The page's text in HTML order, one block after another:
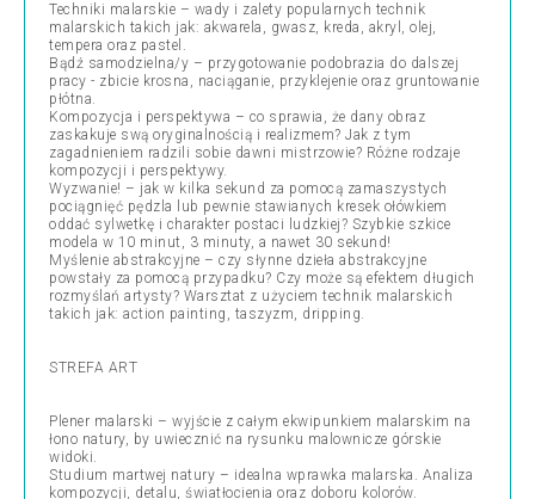
Techniki malarskie – wady i zalety popularnych technik
malarskich takich jak: akwarela, gwasz, kreda, akryl, olej,
tempera oraz pastel.
Bądź samodzielna/y – przygotowanie podobrazia do dalszej
pracy - zbicie krosna, naciąganie, przyklejenie oraz gruntowanie
płótna.
Kompozycja i perspektywa – co sprawia, że dany obraz
zaskakuje swą oryginalnością i realizmem? Jak z tym
zagadnieniem radzili sobie dawni mistrzowie? Różne rodzaje
kompozycji i perspektywy.
Wyzwanie! – jak w kilka sekund za pomocą zamaszystych
pociągnięć pędzla lub pewnie stawianych kresek ołówkiem
oddać sylwetkę i charakter postaci ludzkiej? Szybkie szkice
modela w 10 minut, 3 minuty, a nawet 30 sekund!
Myślenie abstrakcyjne – czy słynne dzieła abstrakcyjne
powstały za pomocą przypadku? Czy może są efektem długich
rozmyślań artysty? Warsztat z użyciem technik malarskich
takich jak: action painting, taszyzm, dripping.
STREFA ART
Plener malarski – wyjście z całym ekwipunkiem malarskim na
łono natury, by uwiecznić na rysunku malownicze górskie
widoki.
Studium martwej natury – idealna wprawka malarska. Analiza
kompozycji, detalu, światłocienia oraz doboru kolorów.